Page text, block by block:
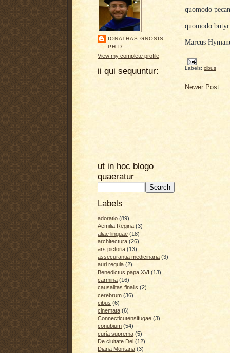
IONATHAS GNOSIS
PH.D.
View my complete profile
ii qui sequuntur:
ut in hoc blogo
quaeratur
Labels
adoratio (89)
Aemilia Regina (3)
aliae linguae (18)
architectura (26)
ars pictoria (13)
assecurantia medicinaria (3)
auri regula (2)
Benedictus papa XVI (13)
carmina (16)
causalitas finalis (2)
cerebrum (36)
cibus (6)
cinemata (6)
Connecticutensifugae (3)
conubium (54)
curia suprema (5)
De ciuitate Dei (12)
Diana Montana (3)
quomodo
quomodo
Marcus
Labels: cibus
Newer Post